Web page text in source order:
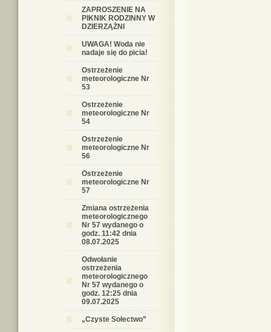
ZAPROSZENIE NA
PIKNIK RODZINNY W
DZIERZĄŻNI
UWAGA! Woda nie
nadaje się do picia!
Ostrzeżenie
meteorologiczne Nr
53
Ostrzeżenie
meteorologiczne Nr
54
Ostrzeżenie
meteorologiczne Nr
56
Ostrzeżenie
meteorologiczne Nr
57
Zmiana ostrzeżenia
meteorologicznego
Nr 57 wydanego o
godz. 11:42 dnia
08.07.2025
Odwołanie
ostrzeżenia
meteorologicznego
Nr 57 wydanego o
godz. 12:25 dnia
09.07.2025
„Czyste Sołectwo”